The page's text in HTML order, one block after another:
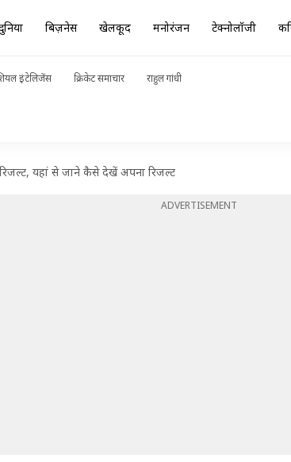
बिज़नेस खेलकूद मनोरंजन टेक्नोलॉजी
इंटेलिजेंस क्रिकेट समाचार राहुल गांधी
यहां से जाने कैसे देखें अपना रिजल्ट
ADVERTISEMENT